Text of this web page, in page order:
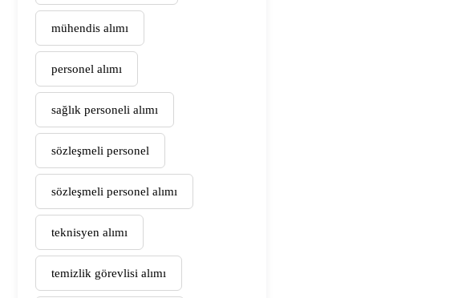
mühendis alımı
personel alımı
sağlık personeli alımı
sözleşmeli personel
sözleşmeli personel alımı
teknisyen alımı
temizlik görevlisi alımı